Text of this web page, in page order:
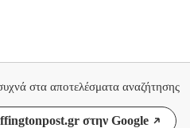
στα αποτελέσματα αναζήτησης
στην Google